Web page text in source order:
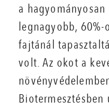
a
legnagyobb,
fajtánál
volt. Az okot a
Biotermesztésben